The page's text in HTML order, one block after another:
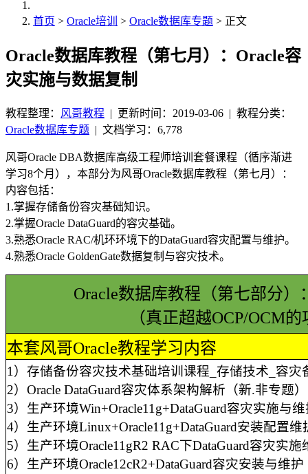
首页 > Oracle培训 > Oracle数据库专题 > 正文
Oracle数据库教程（第七月）：Oracle容
灾实施与数据复制
教程整理： 风哥教程 | 更新时间：2019-03-06 | 教程分类：
Oracle数据库专题 | 文档学习：6,778
风哥Oracle DBA数据库高级工程师培训套餐课程（循序渐进
学习8个月），本部分为风哥Oracle数据库教程（第七月）：
内容包括：
1.掌握存储备份容灾基础知识。
2.掌握Oracle DataGuard的容灾基础。
3.熟悉Oracle RAC/机环环境下的DataGuard容灾配置与维护。
4.熟悉Oracle GoldenGate数据复制与容灾技术。
Oracle数据库教程（第七部分
（真正超越OCP/OCM
本套风哥Oracle教程学习内容
1）存储备份容灾技术基础培训课程_存储技术_容灾
2）Oracle DataGuard容灾体系架构解析（新.非专题）
3）生产环境Win+Oracle11g+DataGuard容灾实施与
4）生产环境Linux+Oracle11g+DataGuard安装配置维
5）生产环境Oracle11gR2 RAC下DataGuard容灾实施
6）生产环境Oracle12cR2+DataGuard容灾安装与维护